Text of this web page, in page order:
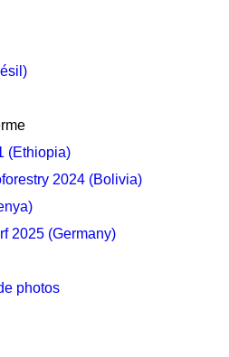
(Ethiopia)
2024 (Bolivia)
2025 (Germany)
photos